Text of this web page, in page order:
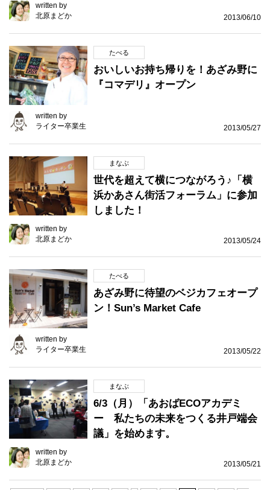
written by
北原まどか
2013/06/10
たべる
おいしいお持ち帰りを！あざみ野に
『コマデリ』オープン
written by
ライター卒業生
2013/05/27
まなぶ
世代を超えて横につながろう♪「横
浜かあさん街活フォーラム」に参加
しました！
written by
北原まどか
2013/05/24
たべる
あざみ野に待望のベジカフェオープ
ン！Sun’s Market Cafe
written by
ライター卒業生
2013/05/22
まなぶ
6/3（月）「あおばECOアカデミ
ー 私たちの未来をつくる井戸端会
議」を始めます。
written by
北原まどか
2013/05/21